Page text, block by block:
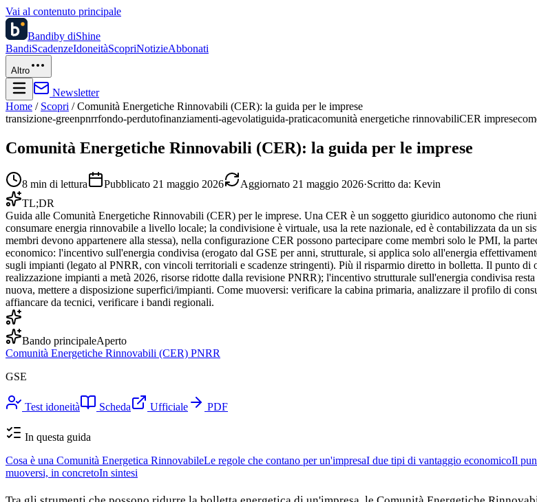
Vai al contenuto principale
Bandiby diShine
BandiScadenzeIdoneitàScopriNotizieAbbonati
Altro
Newsletter
Home / Scopri / Comunità Energetiche Rinnovabili (CER): la guida per le imprese
transizione-greenpnrrfondo-perdutofinanziamenti-agevolatiguida-praticacomunità energetiche rinnovabiliCER imprese
Comunità Energetiche Rinnovabili (CER): la guida per le imprese
8 min di lettura Pubblicato 21 maggio 2026 Aggiornato 21 maggio 2026·Scritto da: Kevin
TL;DR
Guida alle Comunità Energetiche Rinnovabili (CER) per le imprese. Una CER è un soggetto giuridico autonomo che
consumare energia rinnovabile a livello locale; la condivisione è virtuale, usa la rete nazionale, ed è contabilizzata da un
membri devono appartenere alla stessa), nella configurazione CER possono partecipare come membri solo le PMI, la
economico: l'incentivo sull'energia condivisa (erogato dal GSE per anni, strutturale, si applica solo all'energia
sugli impianti (legato al PNRR, con vincoli territoriali e scadenze stringenti). Più il risparmio diretto in bolletta. Il punto di
realizzazione impianti a metà 2026, risorse ridotte dalla revisione PNRR); l'incentivo strutturale sull'energia condivisa
nuova, mettere a disposizione superfici/impianti. Come muoversi: verificare la cabina primaria, analizzare il profilo di
affiancare da tecnici, verificare i bandi regionali.
Bando principaleAperto
Comunità Energetiche Rinnovabili (CER) PNRR
GSE
Test idoneità Scheda Ufficiale PDF
In questa guida
Cosa è una Comunità Energetica RinnovabileLe regole che contano per un'impresaI due tipi di vantaggio economicoIl
muoversi, in concretoIn sintesi